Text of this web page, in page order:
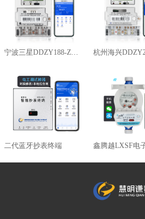
宁波三星DDZY188-Z型4G通讯智能电能表
杭州海兴
二代蓝牙抄表终端 鑫腾越LXSF电